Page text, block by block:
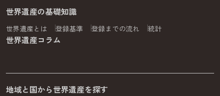
世界遺産の基礎知識
世界遺産とは 登録基準 登録までの流れ 統計
世界遺産コラム
地域と国から世界遺産を探す